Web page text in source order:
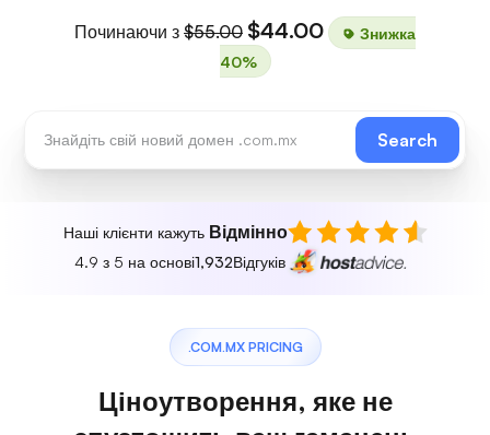
Починаючи з $55.00 $44.00
Знижка
40%
Search
Наші клієнти кажуть Відмінно
4.9 з 5 на основі1,932Відгуків
.COM.MX PRICING
Ціноутворення, яке не